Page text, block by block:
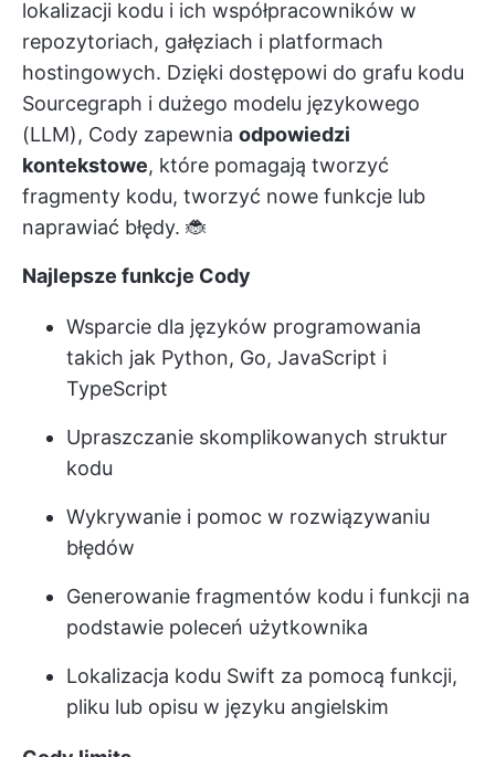
lokalizacji kodu i ich współpracowników w
repozytoriach, gałęziach i platformach
hostingowych. Dzięki dostępowi do grafu kodu
Sourcegraph i dużego modelu językowego
(LLM), Cody zapewnia odpowiedzi
kontekstowe, które pomagają tworzyć
fragmenty kodu, tworzyć nowe funkcje lub
naprawiać błędy. 🐞
Najlepsze funkcje Cody
Wsparcie dla języków programowania
takich jak Python, Go, JavaScript i
TypeScript
Upraszczanie skomplikowanych struktur
kodu
Wykrywanie i pomoc w rozwiązywaniu
błędów
Generowanie fragmentów kodu i funkcji na
podstawie poleceń użytkownika
Lokalizacja kodu Swift za pomocą funkcji,
pliku lub opisu w języku angielskim